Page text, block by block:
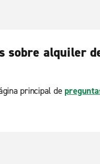
sobre alquiler
principal de